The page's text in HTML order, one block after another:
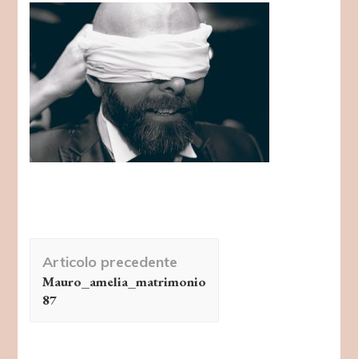
articolo
Articolo precedente
Mauro_amelia_matrimonio
87